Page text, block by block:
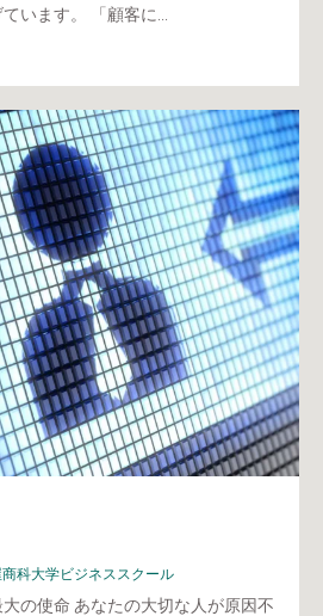
います。 「顧客に...
科大学ビジネススクール
の使命 あなたの大切な人が原因不